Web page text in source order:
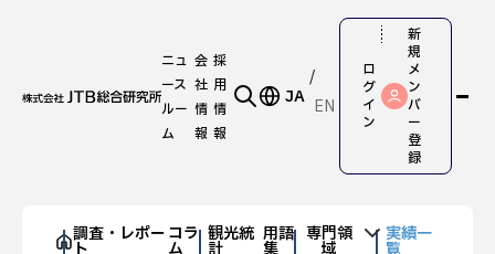
ニュ
ース
ルー
ム
会
社
情
報
採
用
情
報
JA EN
ロ
グ
イ
ン
新
規
メ
ン
バ
ー
登
録
調査・レポー
ト
コラ
ム
観光統
計
用語
集
専門領
域
実績一
覧